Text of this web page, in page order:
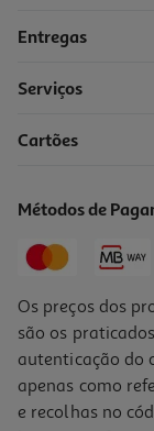
-20%
Price reduced from
49,99 €to
Promoção
Entregas
Serviços
Cartões
Métodos de
Os preços dos
são os
autenticação do
apenas como
e recolhas no